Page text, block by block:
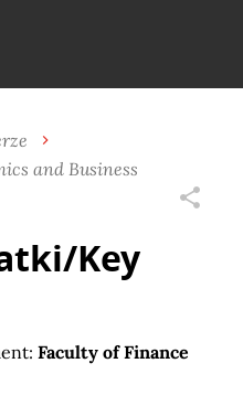
and Business
Key
Faculty of Finance